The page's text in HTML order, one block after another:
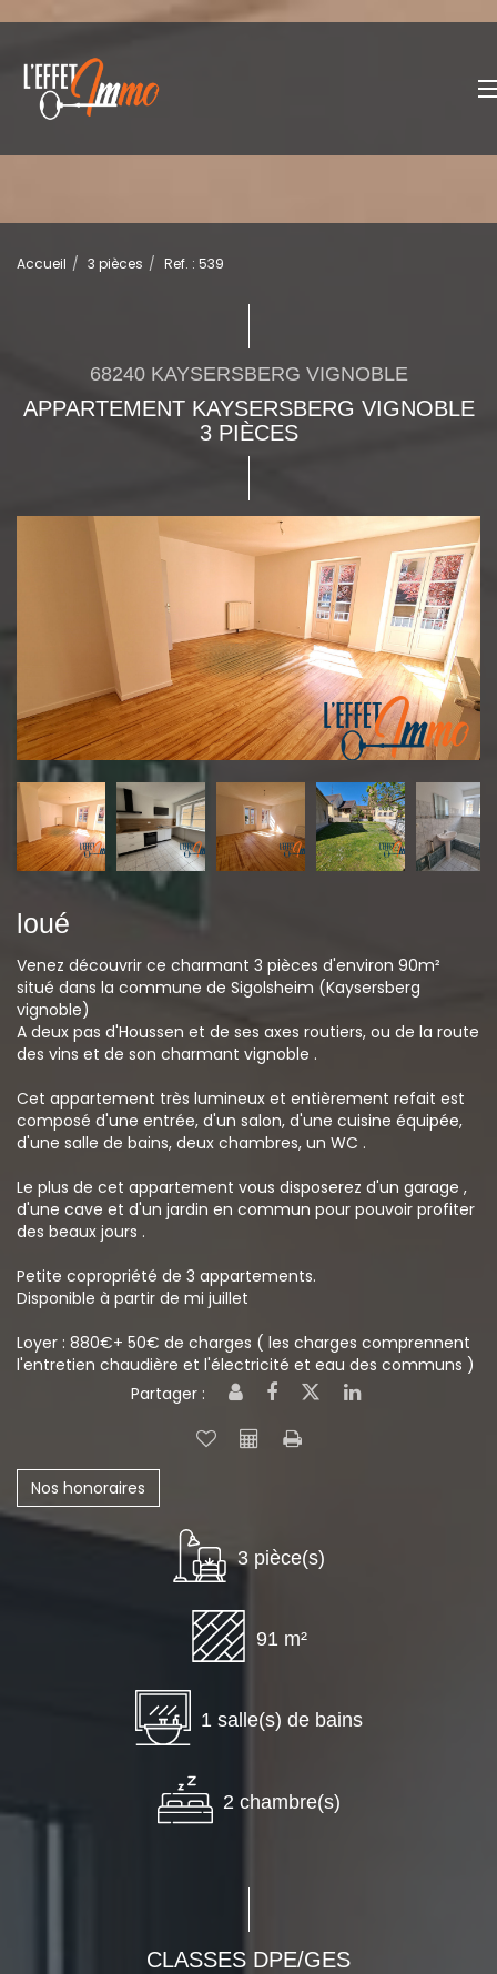
Accueil 3 pièces Ref. : 539
68240 KAYSERSBERG VIGNOBLE
APPARTEMENT KAYSERSBERG VIGNOBLE
3 PIÈCES
loué
Venez découvrir ce charmant 3 pièces d'environ 90m²
situé dans la commune de Sigolsheim (Kaysersberg
vignoble)
A deux pas d'Houssen et de ses axes routiers, ou de la route
des vins et de son charmant vignoble .
Cet appartement très lumineux et entièrement refait est
composé d'une entrée, d'un salon, d'une cuisine équipée,
d'une salle de bains, deux chambres, un WC .
Le plus de cet appartement vous disposerez d'un garage ,
d'une cave et d'un jardin en commun pour pouvoir profiter
des beaux jours .
Petite copropriété de 3 appartements.
Disponible à partir de mi juillet
Loyer : 880€+ 50€ de charges ( les charges comprennent
l'entretien chaudière et l'électricité et eau des communs )
Partager :
Nos honoraires
3 pièce(s)
91 m²
1 salle(s) de bains
2 chambre(s)
CLASSES DPE/GES